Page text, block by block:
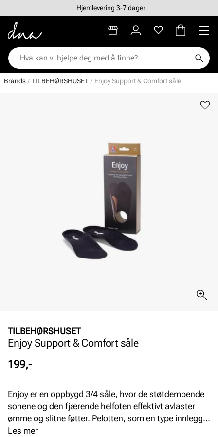
Hjemlevering 3-7 dager
Brands TILBEHØRSHUSET Enjoy Support & Comfort såle
TILBEHØRSHUSET
Enjoy Support & Comfort såle
Pris
199,-
Enjoy er en oppbygd 3/4 såle, hvor de støtdempende
sonene og den fjærende helfoten effektivt avlaster
ømme og slitne føtter. Pelotten, som en type innlegg
som brukes for å gi ekstra støtte, avlastning og
Les mer